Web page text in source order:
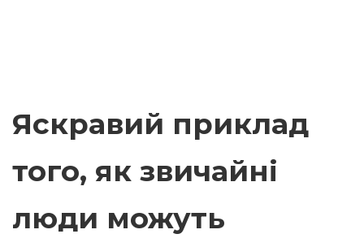
Яскравий приклад
того, як звичайні
люди можуть